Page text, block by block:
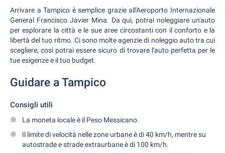
Arrivare a Tampico è semplice grazie all'Aeroporto Internazionale
General Francisco Javier Mina. Da qui, potrai noleggiare un'auto
per esplorare la città e le sue aree circostanti con il conforto e la
libertà del tuo ritmo. Ci sono molte agenzie di noleggio auto tra cui
scegliere, così potrai essere sicuro di trovare l'auto perfetta per le
tue esigenze e il tuo budget.
Guidare a Tampico
Consigli utili
La moneta locale è il Peso Messicano.
Il limite di velocità nelle zone urbane è di 40 km/h, mentre su
autostrade e strade extraurbane è di 100 km/h.